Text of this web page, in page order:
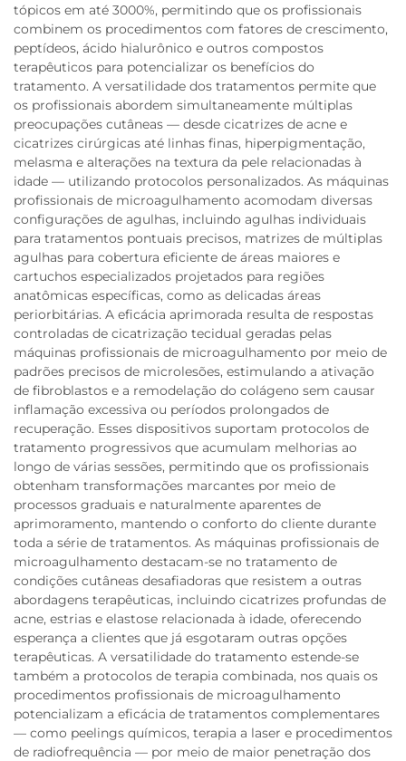
tópicos em até 3000%, permitindo que os profissionais
combinem os procedimentos com fatores de crescimento,
peptídeos, ácido hialurônico e outros compostos
terapêuticos para potencializar os benefícios do
tratamento. A versatilidade dos tratamentos permite que
os profissionais abordem simultaneamente múltiplas
preocupações cutâneas — desde cicatrizes de acne e
cicatrizes cirúrgicas até linhas finas, hiperpigmentação,
melasma e alterações na textura da pele relacionadas à
idade — utilizando protocolos personalizados. As máquinas
profissionais de microagulhamento acomodam diversas
configurações de agulhas, incluindo agulhas individuais
para tratamentos pontuais precisos, matrizes de múltiplas
agulhas para cobertura eficiente de áreas maiores e
cartuchos especializados projetados para regiões
anatômicas específicas, como as delicadas áreas
periorbitárias. A eficácia aprimorada resulta de respostas
controladas de cicatrização tecidual geradas pelas
máquinas profissionais de microagulhamento por meio de
padrões precisos de microlesões, estimulando a ativação
de fibroblastos e a remodelação do colágeno sem causar
inflamação excessiva ou períodos prolongados de
recuperação. Esses dispositivos suportam protocolos de
tratamento progressivos que acumulam melhorias ao
longo de várias sessões, permitindo que os profissionais
obtenham transformações marcantes por meio de
processos graduais e naturalmente aparentes de
aprimoramento, mantendo o conforto do cliente durante
toda a série de tratamentos. As máquinas profissionais de
microagulhamento destacam-se no tratamento de
condições cutâneas desafiadoras que resistem a outras
abordagens terapêuticas, incluindo cicatrizes profundas de
acne, estrias e elastose relacionada à idade, oferecendo
esperança a clientes que já esgotaram outras opções
terapêuticas. A versatilidade do tratamento estende-se
também a protocolos de terapia combinada, nos quais os
procedimentos profissionais de microagulhamento
potencializam a eficácia de tratamentos complementares
— como peelings químicos, terapia a laser e procedimentos
de radiofrequência — por meio de maior penetração dos